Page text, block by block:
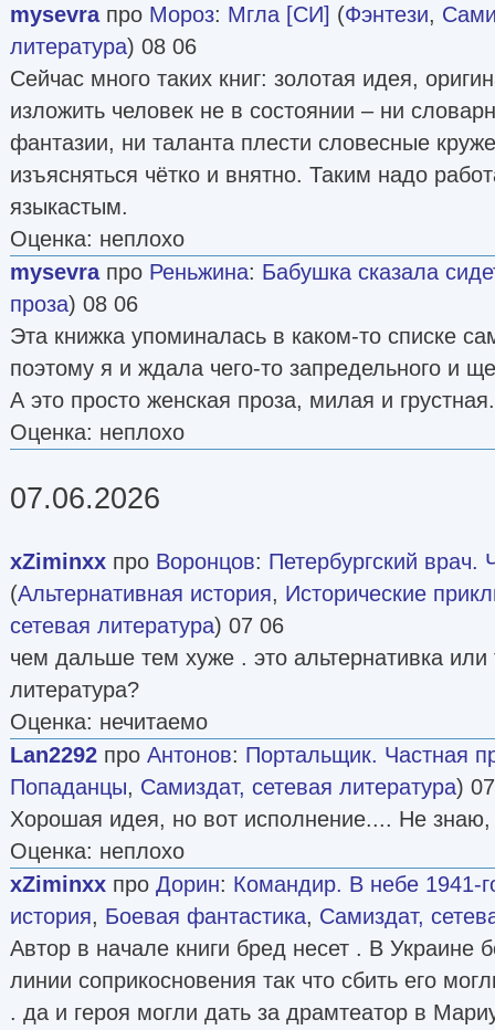
mysevraпро Мороз: Мгла [СИ] (Фэнтези,
литература) 08 06
Сейчас много таких книг: золотая идея,
изложить человек не в состоянии – ни
фантазии, ни таланта плести словесные
изъясняться чётко и внятно. Таким надо
языкастым.
Оценка: неплохо
mysevraпро Реньжина: Бабушка сказала
проза) 08 06
Эта книжка упоминалась в каком-то списке
поэтому я и ждала чего-то запредельного и
А это просто женская проза, милая и
Оценка: неплохо
07.06.2026
xZiminxx про Воронцов: Петербургский врач.
(Альтернативная история, Исторические
сетевая литература) 07 06
чем дальше тем хуже . это альтернативка или
литература?
Оценка: нечитаемо
Lan2292 про Антонов: Портальщик. Частная
Попаданцы, Самиздат, сетевая литература)
Хорошая идея, но вот исполнение.... Не знаю,
Оценка: неплохо
xZiminxx про Дорин: Командир. В небе 1941-
история, Боевая фантастика, Самиздат,
Автор в начале книги бред несет . В Украине
линии соприкосновения так что сбить его
. да и героя могли дать за драмтеатор в